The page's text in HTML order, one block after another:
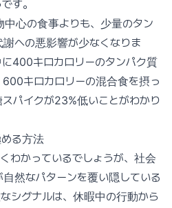
す。
心の食事よりも、少量のタン
への悪影響が少なくなりま
400キロカロリーのタンパク質
キロカロリーの混合食を摂っ
パイクが23%低いことがわかり
る方法
わかっているでしょうが、社会
然なパターンを覆い隠している
シグナルは、休暇中の行動から